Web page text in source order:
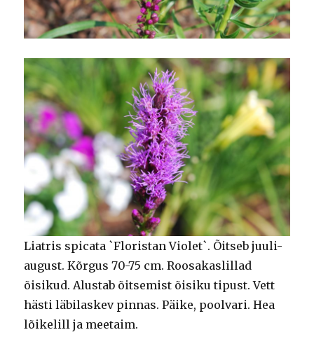
Liatris spicata `Floristan Violet`. Õitseb juuli-
august. Kõrgus 70-75 cm. Roosakaslillad
õisikud. Alustab õitsemist õisiku tipust. Vett
hästi läbilaskev pinnas. Päike, poolvari. Hea
lõikelill ja meetaim.